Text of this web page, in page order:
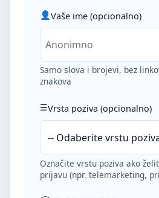
Vaše ime (opcionalno)
Samo slova i brojevi, bez
znakova
Vrsta poziva (opcionalno)
Označite vrstu poziva ako
prijavu (npr. telemarketing,